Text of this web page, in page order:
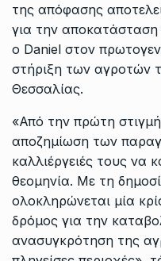
της απόφασης
για την
ο Daniel στον
στήριξη των αγροτών
Θεσσαλίας.
«Από την πρώτη στιγμή
αποζημίωση των
καλλιέργειές τους να
θεομηνία. Με τη
ολοκληρώνεται μία
δρόμος για την
ανασυγκρότηση της